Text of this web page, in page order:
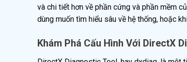
và chi tiết hơn về phần cứng và phần mềm
dùng muốn tìm hiểu sâu về hệ thống, hoặc
Khám Phá Cấu Hình Với DirectX